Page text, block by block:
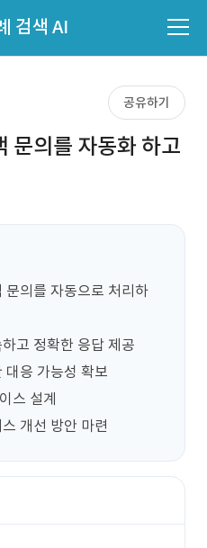
검색 AI
공유하기
문의를 자동화 하고
의를 자동으로 처리하
고 정확한 응답 제공
대응 가능성 확보
스 설계
개선 방안 마련